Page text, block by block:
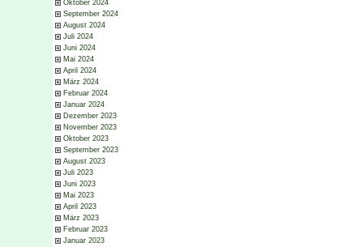
Oktober 2024
September 2024
August 2024
Juli 2024
Juni 2024
Mai 2024
April 2024
März 2024
Februar 2024
Januar 2024
Dezember 2023
November 2023
Oktober 2023
September 2023
August 2023
Juli 2023
Juni 2023
Mai 2023
April 2023
März 2023
Februar 2023
Januar 2023